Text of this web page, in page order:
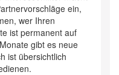
ein,
wer Ihren
ist permanent auf
gibt es neue
ist übersichtlich